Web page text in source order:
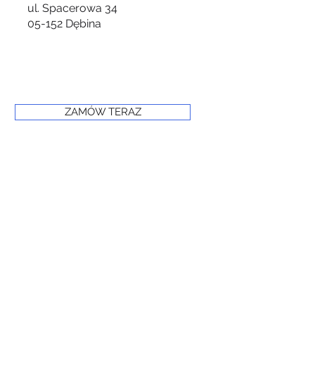
ul. Spacerowa 34
05-152 Dębina
ZAMÓW TERAZ